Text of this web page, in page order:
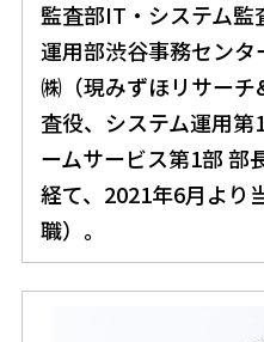
監査部IT・システム監
運用部渋谷事務セン
㈱（現みずほリサー
査役、システム運用
ームサービス第1部 部
経て、2021年6月より
職）。